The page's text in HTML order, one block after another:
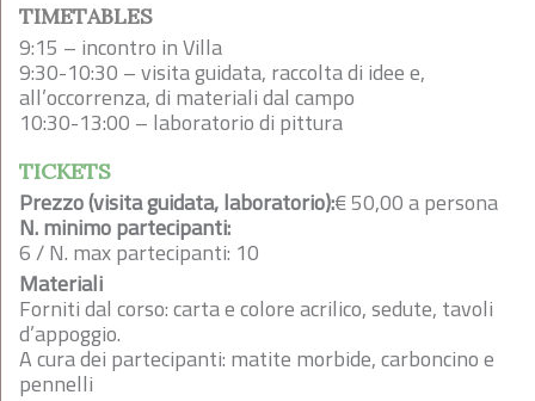
TIMETABLES
9:15 – incontro in Villa
9:30-10:30 – visita guidata, raccolta di idee e,
all’occorrenza, di materiali dal campo
10:30-13:00 – laboratorio di pittura
TICKETS
Prezzo (visita guidata, laboratorio):€ 50,00 a persona
N. minimo partecipanti:
6 / N. max partecipanti: 10
Materiali
Forniti dal corso: carta e colore acrilico, sedute, tavoli
d’appoggio.
A cura dei partecipanti: matite morbide, carboncino e
pennelli